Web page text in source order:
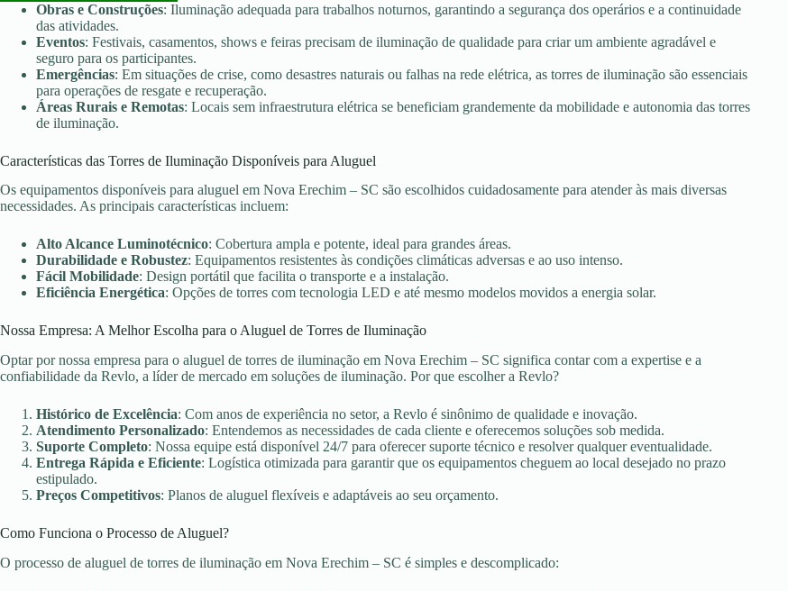
Obras e Construções: Iluminação adequada para trabalhos noturnos, garantindo a segurança dos operários e a continuidade
das atividades.
Eventos: Festivais, casamentos, shows e feiras precisam de iluminação de qualidade para criar um ambiente agradável e
seguro para os participantes.
Emergências: Em situações de crise, como desastres naturais ou falhas na rede elétrica, as torres de iluminação são essenciais
para operações de resgate e recuperação.
Áreas Rurais e Remotas: Locais sem infraestrutura elétrica se beneficiam grandemente da mobilidade e autonomia das torres
de iluminação.
Características das Torres de Iluminação Disponíveis para Aluguel
Os equipamentos disponíveis para aluguel em Nova Erechim – SC são escolhidos cuidadosamente para atender às mais diversas
necessidades. As principais características incluem:
Alto Alcance Luminotécnico: Cobertura ampla e potente, ideal para grandes áreas.
Durabilidade e Robustez: Equipamentos resistentes às condições climáticas adversas e ao uso intenso.
Fácil Mobilidade: Design portátil que facilita o transporte e a instalação.
Eficiência Energética: Opções de torres com tecnologia LED e até mesmo modelos movidos a energia solar.
Nossa Empresa: A Melhor Escolha para o Aluguel de Torres de Iluminação
Optar por nossa empresa para o aluguel de torres de iluminação em Nova Erechim – SC significa contar com a expertise e a
confiabilidade da Revlo, a líder de mercado em soluções de iluminação. Por que escolher a Revlo?
Histórico de Excelência: Com anos de experiência no setor, a Revlo é sinônimo de qualidade e inovação.
Atendimento Personalizado: Entendemos as necessidades de cada cliente e oferecemos soluções sob medida.
Suporte Completo: Nossa equipe está disponível 24/7 para oferecer suporte técnico e resolver qualquer eventualidade.
Entrega Rápida e Eficiente: Logística otimizada para garantir que os equipamentos cheguem ao local desejado no prazo
estipulado.
Preços Competitivos: Planos de aluguel flexíveis e adaptáveis ao seu orçamento.
Como Funciona o Processo de Aluguel?
O processo de aluguel de torres de iluminação em Nova Erechim – SC é simples e descomplicado: